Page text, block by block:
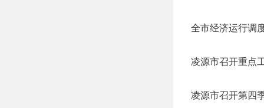
全市经济运行调
凌源市召开重点
凌源市召开第四